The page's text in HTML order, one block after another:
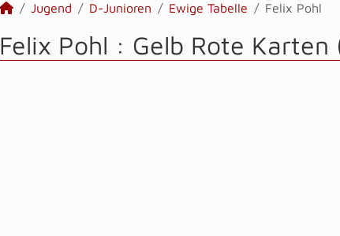
Jugend D-Junioren Ewige Tabelle Felix Pohl
Felix Pohl : Gelb Rote Karten